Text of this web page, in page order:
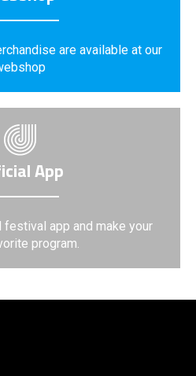
are available at our
App
festival app and make your
program.